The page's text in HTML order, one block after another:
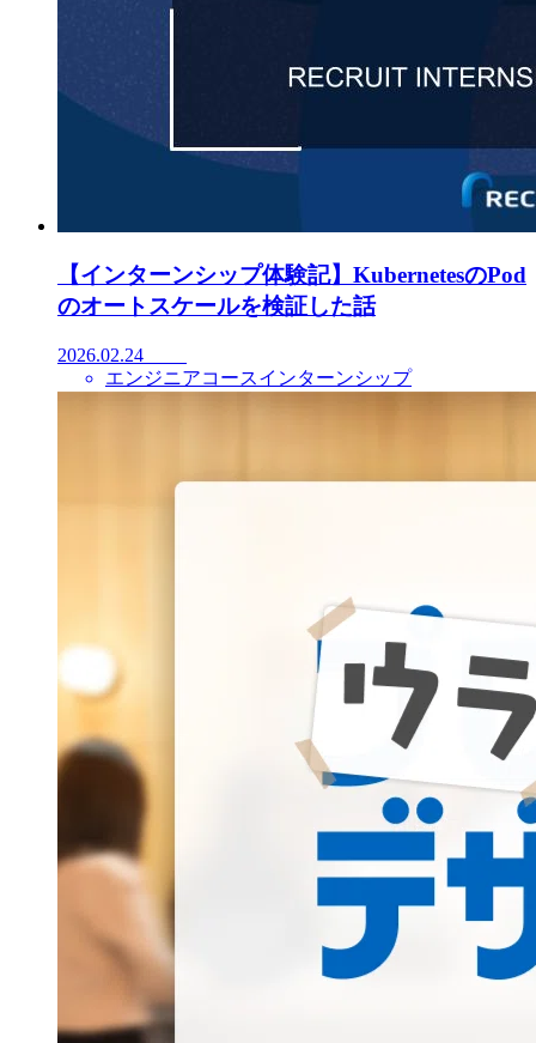
【インターンシップ体験記】KubernetesのPod
のオートスケールを検証した話
2026.02.24
エンジニアコースインターンシップ